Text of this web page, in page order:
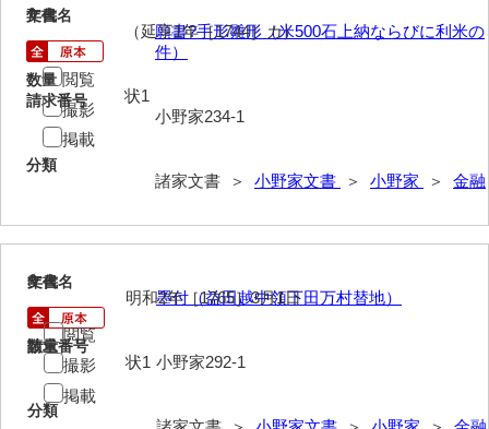
大田家文書
大谷家文書
大中家文書
大野毛利家文書
大村益次郎文書
岡家文書（福栄村）
岡家文書（周南市）
7
文書名
願書?手形雛形（米500石上納ならびに利米の
件）
請求番号
小野家234-1
分類
諸家文書 ＞ 小野家文書 ＞ 小野家 ＞ 金融
年代
（延享1年［1744］カ）
数量
状1
閲覧
撮影
掲載
8
文書名
墨付（益田越中領下田万村替地）
請求番号
小野家292-1
分類
年代
明和2年［1765］3月1日
数量
状1
閲覧
撮影
掲載